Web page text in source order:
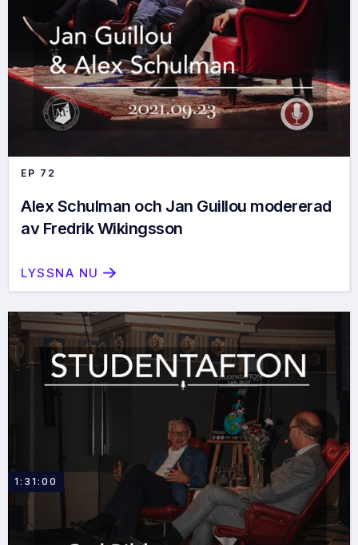
EP 72
Alex Schulman och Jan Guillou modererad
av Fredrik Wikingsson
LYSSNA NU
1:31:00